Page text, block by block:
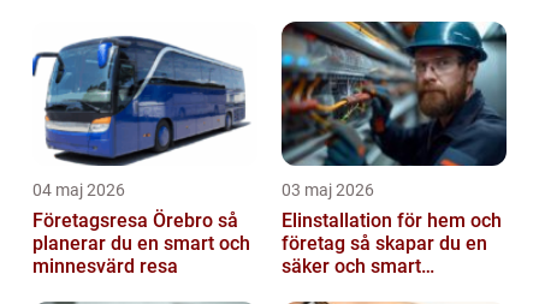
04 maj 2026
Företagsresa Örebro så
planerar du en smart och
minnesvärd resa
03 maj 2026
Elinstallation för hem och
företag så skapar du en
säker och smart